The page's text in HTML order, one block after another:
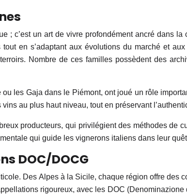
; c’est un art de vivre profondément ancré dans
en s’adaptant aux évolutions du marché et
Nombre de ces familles possèdent des
les Gaja dans le Piémont, ont joué un rôle
au plus haut niveau, tout en préservant
producteurs, qui privilégient des méthodes de
qui guide les vignerons italiens dans leur
DOC/DOCG
Des Alpes à la Sicile, chaque région offre
rigoureux, avec les DOC